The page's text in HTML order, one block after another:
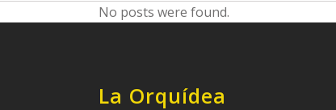
No posts were found.
La Orquídea